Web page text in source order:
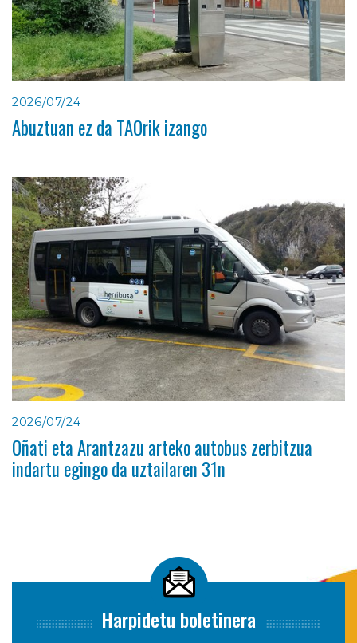
2026/07/24
Abuztuan ez da TAOrik izango
2026/07/24
Oñati eta Arantzazu arteko autobus zerbitzua
indartu egingo da uztailaren 31n
Harpidetu boletinera